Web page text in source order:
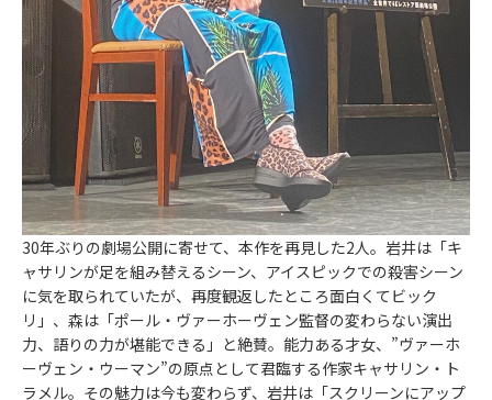
30年ぶりの劇場公開に寄せて、本作を再見した2人。岩井は「キ
ャサリンが足を組み替えるシーン、アイスピックでの殺害シーン
に気を取られていたが、再度観返したところ面白くてビック
リ」、森は「ポール・ヴァーホーヴェン監督の変わらない演出
力、語りの力が堪能できる」と絶賛。能力ある才女、”ヴァーホ
ーヴェン・ウーマン”の原点として君臨する作家キャサリン・ト
ラメル。その魅力は今も変わらず、岩井は「スクリーンにアップ